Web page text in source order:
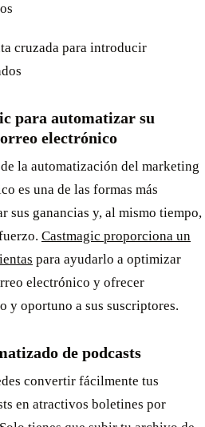
cruzada para introducir
para automatizar su
electrónico
la automatización del marketing
es una de las formas más
sus ganancias y, al mismo tiempo,
Castmagic proporciona un
para ayudarlo a optimizar
electrónico y ofrecer
y oportuno a sus suscriptores.
de podcasts
convertir fácilmente tus
en atractivos boletines por